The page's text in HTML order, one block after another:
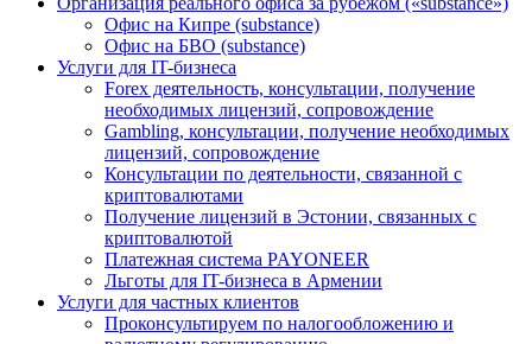
Офис на Кипре (substance)
Офис на БВО (substance)
Услуги для IT-бизнеса
Forex деятельность, консультации, получение
необходимых лицензий, сопровождение
Gambling, консультации, получение необходимых
лицензий, сопровождение
Консультации по деятельности, связанной с
криптовалютами
Получение лицензий в Эстонии, связанных с
криптовалютой
Платежная система PAYONEER
Льготы для IT-бизнеса в Армении
Услуги для частных клиентов
Проконсультируем по налогообложению и